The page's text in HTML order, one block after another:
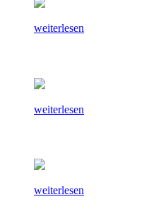
weiterlesen
weiterlesen
weiterlesen